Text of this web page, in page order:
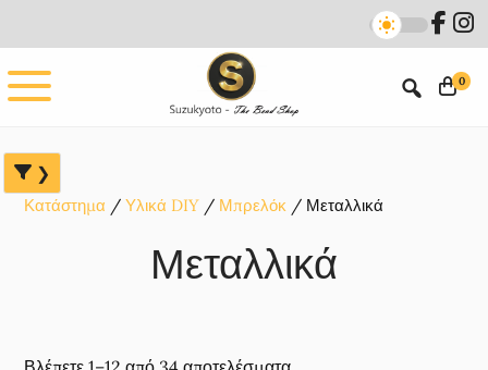
main
content
primary
sidebar
footer
0
Κατάστημα Υλικά DIY Μπρελόκ Μεταλλικά
Μεταλλικά